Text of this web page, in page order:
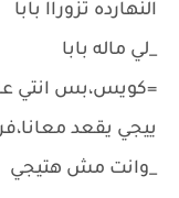
النهارده تزوراا بابا
_لي ماله بابا
=كويس،بس انتي
ييجي يقعد
_وانت مش هتيجي